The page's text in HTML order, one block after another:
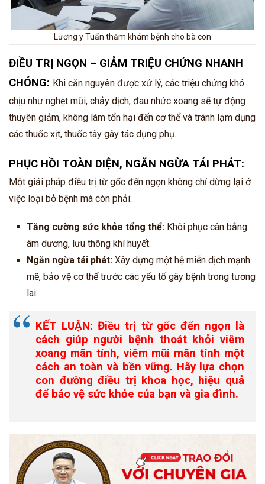
Lương y Tuấn thăm khám bệnh cho bà con
ĐIỀU TRỊ NGỌN – GIẢM TRIỆU CHỨNG NHANH
CHÓNG: Khi căn nguyên được xử lý, các triệu chứng khó
chịu như nghẹt mũi, chảy dịch, đau nhức xoang sẽ tự động
thuyên giảm, không làm tổn hại đến cơ thể và tránh lạm dụng
các thuốc xịt, thuốc tây gây tác dụng phụ.
PHỤC HỒI TOÀN DIỆN, NGĂN NGỪA TÁI PHÁT:
Một giải pháp điều trị từ gốc đến ngọn không chỉ dừng lại ở
việc loại bỏ bệnh mà còn phải:
Tăng cường sức khỏe tổng thể: Khôi phục cân bằng
âm dương, lưu thông khí huyết.
Ngăn ngừa tái phát: Xây dựng một hệ miễn dịch mạnh
mẽ, bảo vệ cơ thể trước các yếu tố gây bệnh trong tương
lai.
KẾT LUẬN: Điều trị từ gốc đến ngọn là
cách giúp người bệnh thoát khỏi viêm
xoang mãn tính, viêm mũi mãn tính một
cách an toàn và bền vững. Hãy lựa chọn
con đường điều trị khoa học, hiệu quả
để bảo vệ sức khỏe của bạn và gia đình.